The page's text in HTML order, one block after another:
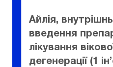
Айлія,
введення
лікування
дегенерації (1